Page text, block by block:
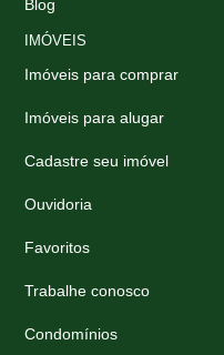
Blog
IMÓVEIS
Imóveis para comprar
Imóveis para alugar
Cadastre seu imóvel
Ouvidoria
Favoritos
Trabalhe conosco
Condomínios